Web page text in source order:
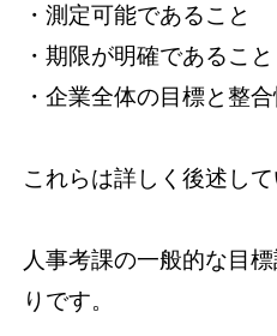
・測定可能であること
・期限が明確であること
・企業全体の目標と整
これらは詳しく後述して
人事考課の一般的な目
りです。